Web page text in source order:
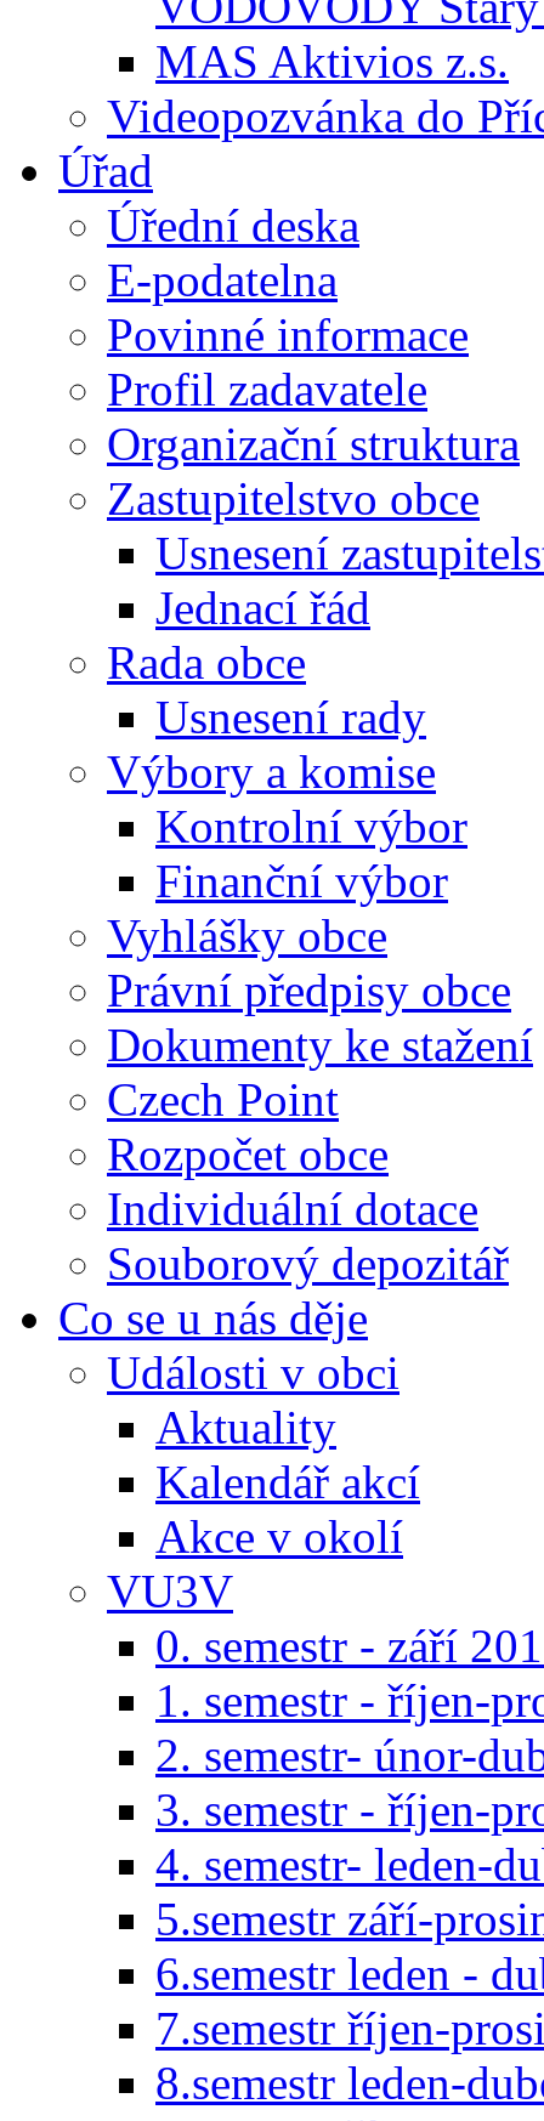
MAS Aktivios z.s.
Videopozvánka do
Úřad
Úřední deska
E-podatelna
Povinné informace
Profil zadavatele
Organizační struktura
Zastupitelstvo obce
Usnesení
Jednací řád
Rada obce
Usnesení rady
Výbory a komise
Kontrolní výbor
Finanční výbor
Vyhlášky obce
Právní předpisy obce
Dokumenty ke stažení
Czech Point
Rozpočet obce
Individuální dotace
Souborový depozitář
Co se u nás děje
Události v obci
Aktuality
Kalendář akcí
Akce v okolí
VU3V
0. semestr - září
1. semestr - říjen-
2. semestr- únor-
3. semestr - říjen-
4. semestr- leden-
5.semestr září-
6.semestr leden -
7.semestr říjen-
8.semestr leden-